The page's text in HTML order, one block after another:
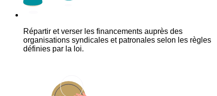
Répartir et verser les financements auprès des
organisations syndicales et patronales selon les règles
définies par la loi.